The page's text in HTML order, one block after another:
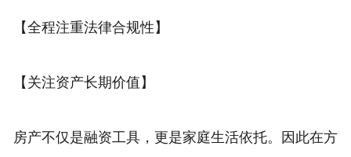
【全程注重法律合规性】
【关注资产长期价值】
房产不仅是融资工具，更是家庭生活依托。因此在方